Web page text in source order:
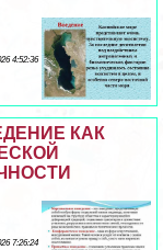
4:52:36
КАК
7:26:24